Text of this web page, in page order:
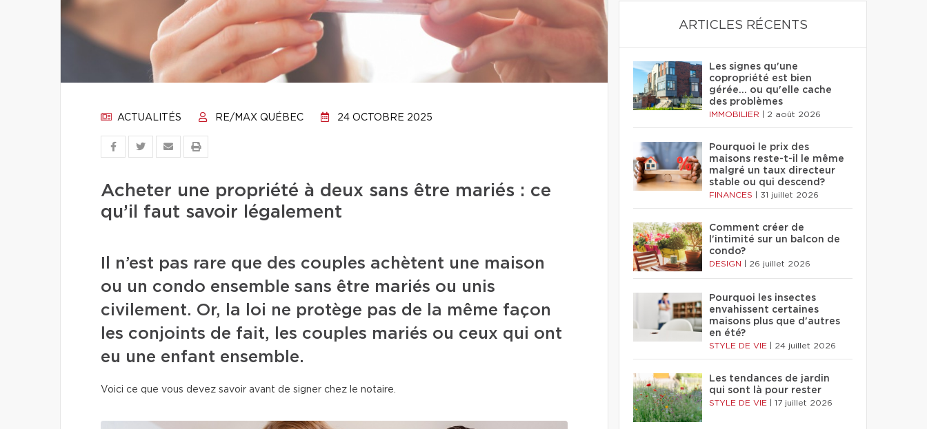
ACTUALITÉS RE/MAX QUÉBEC 24 OCTOBRE 2025
Acheter une propriété à deux sans être mariés : ce
qu’il faut savoir légalement
Il n’est pas rare que des couples achètent une maison
ou un condo ensemble sans être mariés ou unis
civilement. Or, la loi ne protège pas de la même façon
les conjoints de fait, les couples mariés ou ceux qui ont
eu une enfant ensemble.
Voici ce que vous devez savoir avant de signer chez le notaire.
ARTICLES RÉCENTS
Les signes qu'une
copropriété est bien
gérée… ou qu'elle cache
des problèmes
IMMOBILIER 2 août 2026
Pourquoi le prix des
maisons reste-t-il le même
malgré un taux directeur
stable ou qui descend?
FINANCES 31 juillet 2026
Comment créer de
l'intimité sur un balcon de
condo?
DESIGN 26 juillet 2026
Pourquoi les insectes
envahissent certaines
maisons plus que d'autres
en été?
STYLE DE VIE 24 juillet 2026
Les tendances de jardin
qui sont là pour rester
STYLE DE VIE 17 juillet 2026